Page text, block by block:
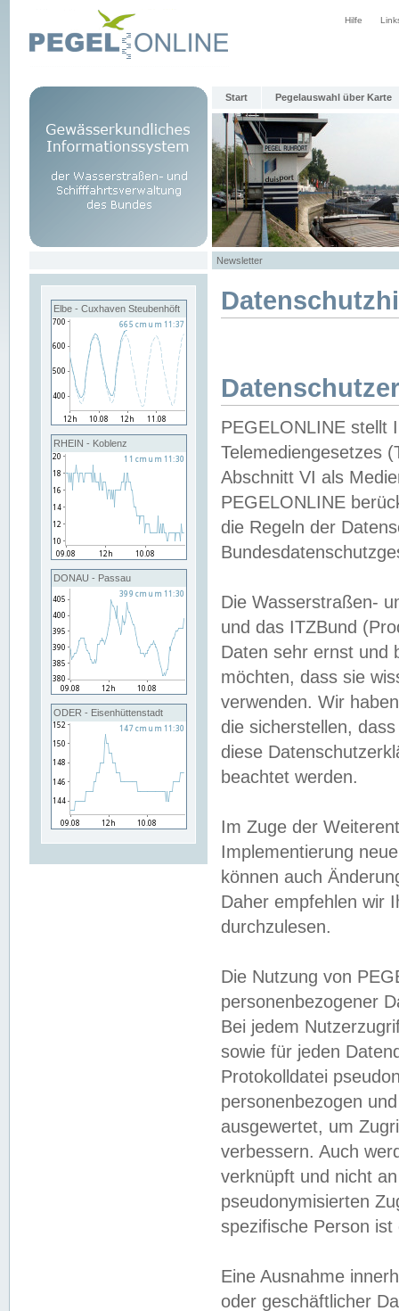
Hilfe
Start Pegelauswahl über Karte
Newsletter
Elbe - Cuxhaven Steubenhöft
RHEIN - Koblenz
DONAU - Passau
ODER - Eisenhüttenstadt
PEGELONLINE stellt
Telemediengesetzes
Abschnitt VI als
PEGELONLINE
die Regeln der
Die Wasserstraßen-
und das ITZBund
Daten sehr ernst und
möchten, dass sie
verwenden. Wir
die sicherstellen,
diese
beachtet werden.
Im Zuge der
Implementierung
können auch
Daher empfehlen wir
durchzulesen.
Die Nutzung von
personenbezogener
Bei jedem
sowie für jeden
Protokolldatei
personenbezogen
ausgewertet, um
verbessern. Auch
verknüpft und nicht
pseudonymisierten
spezifische Person
Eine Ausnahme
oder geschäftlicher